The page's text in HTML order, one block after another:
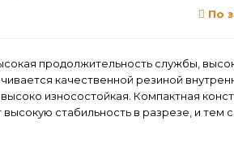
По
продолжительность службы,
качественной резиной
износостойкая. Компактная
высокую стабильность в разрезе, и тем